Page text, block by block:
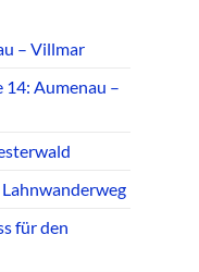
– Villmar
14: Aumenau –
für den